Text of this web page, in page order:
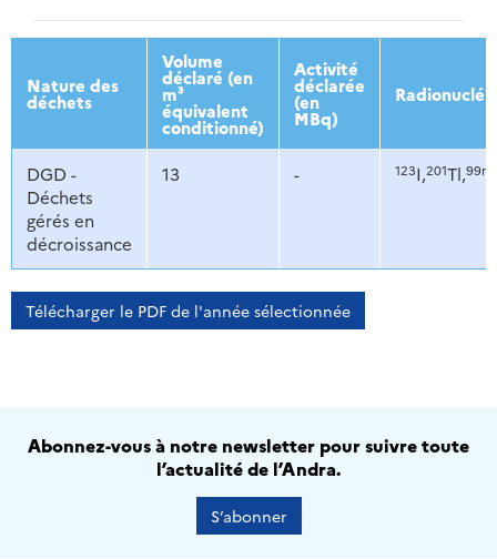
2013 2014 2015 2016
Nature des
déchets
Volume
déclaré (en
m³
équivalent
conditionné)
Activité
déclarée
(en
MBq)
DGD -
Déchets
gérés en
décroissance
13 - 123I,201Tl,99m
Télécharger le PDF de l'année sélectionnée
Abonnez-vous à notre newsletter pour suivre toute
l’actualité de l’Andra.
S’abonner